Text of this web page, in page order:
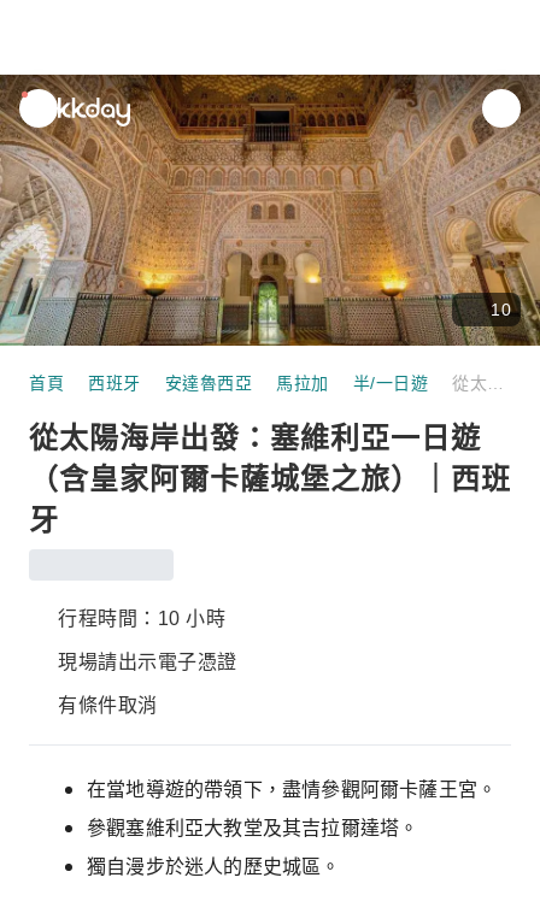
unread
notifications
10
首頁 西班牙 安達魯西亞 馬拉加 半/一日遊
從太陽海岸出發：塞維利亞一日遊
（含皇家阿爾卡薩城堡之旅）｜西班
牙
行程時間：10 小時
現場請出示電子憑證
有條件取消
在當地導遊的帶領下，盡情參觀阿爾卡薩王宮。
參觀塞維利亞大教堂及其吉拉爾達塔。
獨自漫步於迷人的歷史城區。